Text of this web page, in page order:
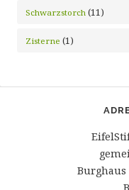
Schwarzstorch (11)
Zisterne (1)